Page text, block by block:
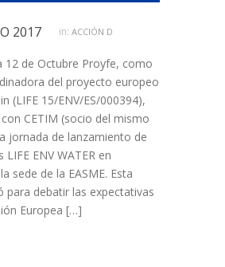
2017 in:ACCIÓN D
12 de Octubre Proyfe, como
del proyecto europeo
(LIFE 15/ENV/ES/000394),
CETIM (socio del mismo
jornada de lanzamiento de
ENV WATER en
sede de la EASME. Esta
para debatir las expectativas
Europea […]